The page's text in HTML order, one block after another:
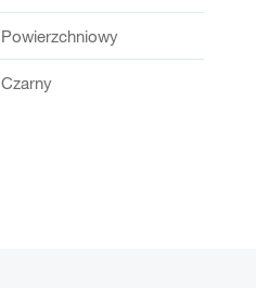
Powierzchniowy
Czarny